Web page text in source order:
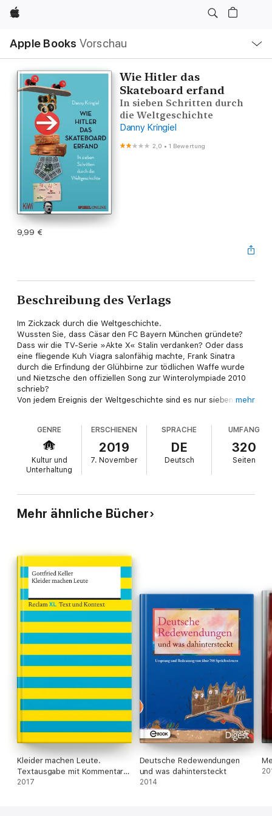
Apple
Apple Books Vorschau
Navigation
Menü
öffnen
Wie Hitler das
Skateboard erfand
In sieben Schritten durch
die Weltgeschichte
Danny Kringiel
2,0 •1 Bewertung
9,99 €
Beschreibung des Verlags
Im Zickzack durch die Weltgeschichte.
Wussten Sie, dass Cäsar den FC Bayern München gründete?
Dass wir die TV-Serie »Akte X« Stalin verdanken? Oder dass
eine fliegende Kuh Viagra salonfähig machte, Frank Sinatra
durch die Erfindung der Glühbirne zur tödlichen Waffe wurde
und Nietzsche den offiziellen Song zur Winterolympiade 2010
schrieb?
Von jedem Ereignis der Weltgeschichte sind es nur sieben
Siebenmeilenstiefeln eilt er durch Popkultur und harte Historie
und verknüpft Lehrreiches mit Unterhaltsamem: wie etwa
Richard Wagner die patriotischsten Pommes der Welt schuf,
die Pest Harry Potters Liebesleben beflügelte und Johannes
Gutenberg einem abtrünnigen Mormonen Sex auf dem Mond
zu tun hat!
mehr
GENRE
Kultur und
Unterhaltung
ERSCHIENEN
2019
7. November
SPRACHE
DE
Deutsch
UMFANG
320
Seiten
Mehr ähnliche Bücher
Kleider machen Leute.
Textausgabe mit Kommentar
und Materialien
2017
Deutsche Redewendungen
und was dahintersteckt
2014